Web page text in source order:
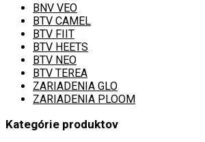
BNV VEO
BTV CAMEL
BTV FIIT
BTV HEETS
BTV NEO
BTV TEREA
ZARIADENIA GLO
ZARIADENIA PLOOM
Kategórie produktov